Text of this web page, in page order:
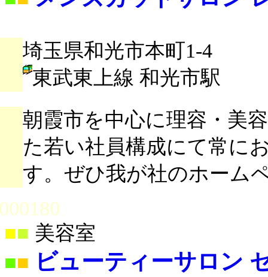
埼玉県和光市本町1-4
東武東上線 和光市駅
朝霞市を中心に理容・美
た若い社員構成にて常に
す。ぜひ我が社のホーム
■ 美容室
■■ ビューティーサロン